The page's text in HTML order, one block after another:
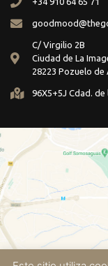
C/ Virgilio 2B
Ciudad de La
28223 Pozuelo de
96X5+5J Cdad. de